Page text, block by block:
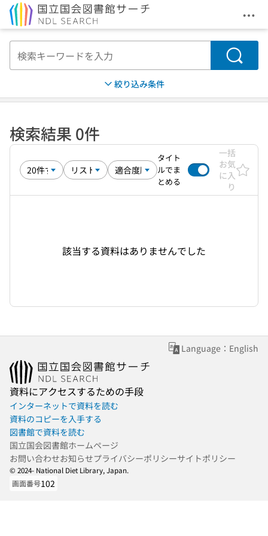
メ
検索
絞り込み条件
検索結果 0件
タイト
ルでま
とめる
一括
お気
に入
り
該当する資料はありませんでした
Language：English
資料にアクセスするための手段
インターネットで資料を読む
資料のコピーを入手する
図書館で資料を読む
国立国会図書館ホームページ
お問い合わせお知らせプライバシーポリシーサイトポリシー
© 2024- National Diet Library, Japan.
画面番号102